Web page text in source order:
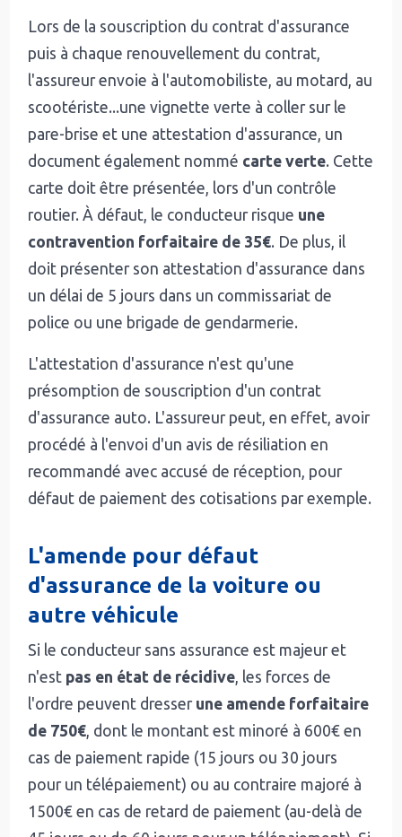
Lors de la souscription du contrat d'assurance
puis à chaque renouvellement du contrat,
l'assureur envoie à l'automobiliste, au motard, au
scootériste...une vignette verte à coller sur le
pare-brise et une attestation d'assurance, un
document également nommé carte verte. Cette
carte doit être présentée, lors d'un contrôle
routier. À défaut, le conducteur risque une
contravention forfaitaire de 35€. De plus, il
doit présenter son attestation d'assurance dans
un délai de 5 jours dans un commissariat de
police ou une brigade de gendarmerie.
L'attestation d'assurance n'est qu'une
présomption de souscription d'un contrat
d'assurance auto. L'assureur peut, en effet, avoir
procédé à l'envoi d'un avis de résiliation en
recommandé avec accusé de réception, pour
défaut de paiement des cotisations par exemple.
L'amende pour défaut
d'assurance de la voiture ou
autre véhicule
Si le conducteur sans assurance est majeur et
n'est pas en état de récidive, les forces de
l'ordre peuvent dresser une amende forfaitaire
de 750€, dont le montant est minoré à 600€ en
cas de paiement rapide (15 jours ou 30 jours
pour un télépaiement) ou au contraire majoré à
1500€ en cas de retard de paiement (au-delà de